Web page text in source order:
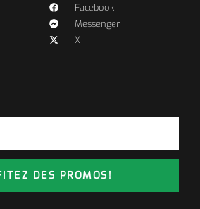
Facebook
Messenger
X
DES PROMOS!